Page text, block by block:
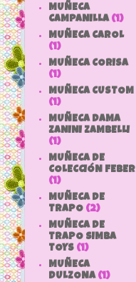
MUÑECA
CAMPANILLA (1)
MUÑECA CAROL
(1)
MUÑECA CORISA
(1)
MUÑECA CUSTOM
(1)
MUÑECA DAMA
ZANINI ZAMBELLI
(1)
MUÑECA DE
COLECCIÓN FEBER
(1)
MUÑECA DE
TRAPO (2)
MUÑECA DE
TRAPO SIMBA
TOYS (1)
MUÑECA
DULZONA (1)